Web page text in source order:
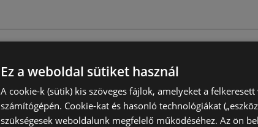
Ez a weboldal sütiket használ
A cookie-k (sütik) kis szöveges fájlok, amelyeket a
számítógépén. Cookie-kat és hasonló technológiákat
szükségesek weboldalunk megfelelő működéséhez. Az ön